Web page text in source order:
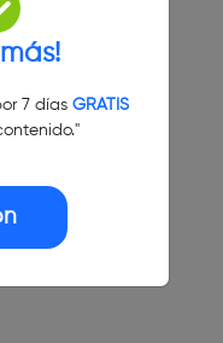
7 días GRATIS